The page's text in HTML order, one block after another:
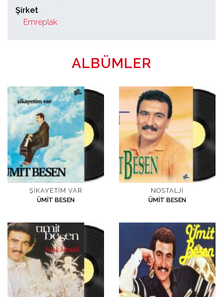
Şirket
Emreplak
ALBÜMLER
ŞIKAYETIM VAR
ÜMIT BESEN
NOSTALJI
ÜMIT BESEN